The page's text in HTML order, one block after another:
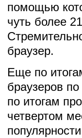
помощью
чуть более
браузер.
Еще по
браузеров
по итогам
четвертом